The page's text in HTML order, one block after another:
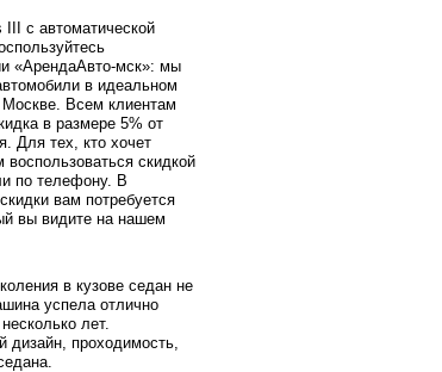
III с автоматической
«АрендаАвто-мск»: мы
в идеальном
Всем клиентам
в размере 5% от
Для тех, кто хочет
скидкой
по телефону. В
вам потребуется
вы видите на нашем
в кузове седан не
успела отлично
лет.
дизайн, проходимость,